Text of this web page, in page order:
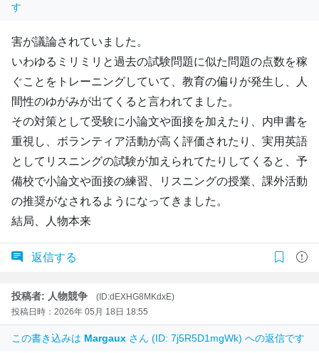
す
害が議論されていました。
いわゆるミリミリと過去の試験問題に似た問題の点数を稼
ぐことをトレーニングしていて、教育の偏りが発生し、人
間性のゆがみが出てくると言われてました。
その対策として受験に小論文や面接を加えたり、内申書を
重視し、ボランティア活動が高く評価されたり、実用英語
としてリスニングの試験が加えられてたりしてくると、予
備校で小論文や面接の練習、リスニングの授業、課外活動
の推奨がなされるようになってきました。
結局、人物本来
返信する
投稿者: 人物競争
(ID:dEXHG8MKdxE)
投稿日時：2026年 05月 18日 18:55
この書き込みは Margaux さん (ID: 7j5R5D1mgWk) への返信です